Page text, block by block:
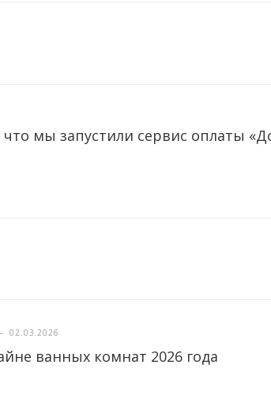
мы запустили сервис оплаты
02.03.2026
ванных комнат 2026 года